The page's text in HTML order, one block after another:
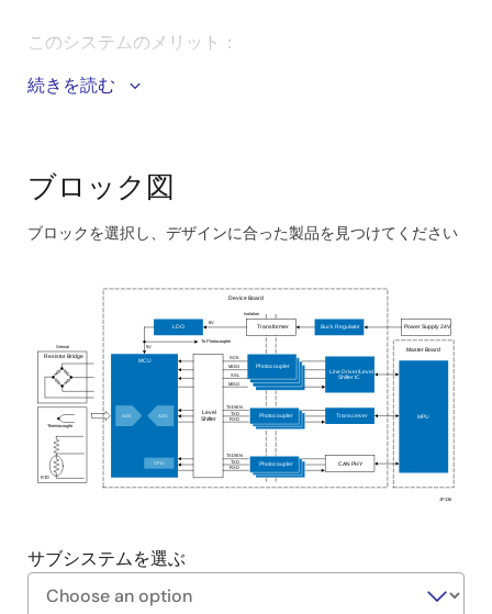
このシステムのメリット：
コスト効率の高い双方向通信を実現
センシング状態をリアルタイムに監視し、精度と応
答性を向上
コンパクトな設計は、小型のセンサデバイスとシー
続きを読む
ブロック図
ブロックを選択し、デザインに合った製品を見つけてください
interactive
Device Board
JP136
LDO
Level
Shifter
Photocoupler
Buck Regulator
Transformer Power Supply 24V
MPU
Master Board
Resistor Bridge
Isolation
8V
Line Driver/Level
Shifter IC
Transceiver
CAN PHY
Photocoupler
Photocoupler
To Photocoupler
SCK
MOSI
SSL
MISO
TXD/EN
TXD
RXD
Sensor 5V
TXD/EN
TXD
RXD
Thermocouple
RTD
MCU
ADC ADC
CPU
サブシステムを選ぶ